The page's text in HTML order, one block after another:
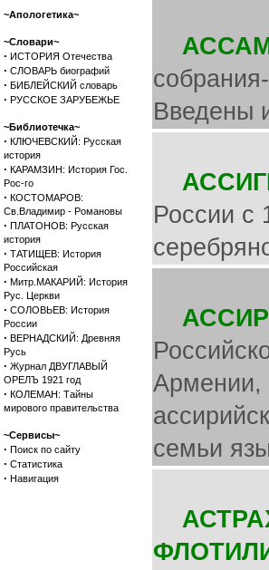
~Апологетика~
~Словари~
· ИСТОРИЯ Отечества
· СЛОВАРЬ биографий
· БИБЛЕЙСКИЙ словарь
· РУССКОЕ ЗАРУБЕЖЬЕ
~Библиотечка~
· КЛЮЧЕВСКИЙ: Русская
история
· КАРАМЗИН: История Гос.
Рос-го
· КОСТОМАРОВ:
Св.Владимир - Романовы
· ПЛАТОНОВ: Русская
история
· ТАТИЩЕВ: История
Российская
· Митр.МАКАРИЙ: История
Рус. Церкви
· СОЛОВЬЕВ: История
России
· ВЕРНАДСКИЙ: Древняя
Русь
· Журнал ДВУГЛАВЫЙ
ОРЕЛЪ 1921 год
· КОЛЕМАН: Тайны
мирового правительства
~Сервисы~
· Поиск по сайту
· Статистика
· Навигация
Введены
России с
Армении,
семьи